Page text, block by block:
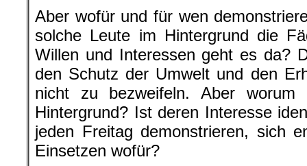
Aber wofür und für wen
solche Leute im Hintergrund die
Willen und Interessen geht es da?
den Schutz der Umwelt und den
nicht zu bezweifeln. Aber
Hintergrund? Ist deren Interesse
jeden Freitag demonstrieren, sich
Einsetzen wofür?